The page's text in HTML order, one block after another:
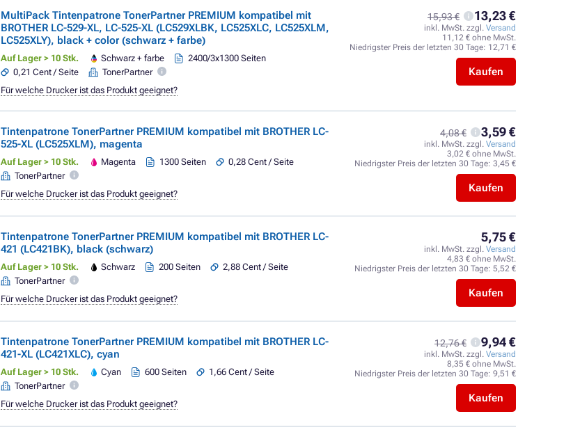
MultiPack Tintenpatrone TonerPartner PREMIUM kompatibel mit
BROTHER LC-529-XL, LC-525-XL (LC529XLBK, LC525XLC, LC525XLM,
LC525XLY), black + color (schwarz + farbe)
Auf Lager > 10 Stk. Schwarz + farbe
2400/3x1300 Seiten
0,21 Cent / Seite
TonerPartner
15,93 € 13,23 €
inkl. MwSt. zzgl. Versand
11,12 € ohne MwSt.
Niedrigster Preis der letzten 30 Tage: 12,71 €
Kaufen
Für welche Drucker ist das Produkt geeignet?
Tintenpatrone TonerPartner PREMIUM kompatibel mit BROTHER LC-
525-XL (LC525XLM), magenta
Auf Lager > 10 Stk. Magenta 1300 Seiten
0,28 Cent / Seite
TonerPartner
4,08 € 3,59 €
inkl. MwSt. zzgl. Versand
3,02 € ohne MwSt.
Niedrigster Preis der letzten 30 Tage: 3,45 €
Kaufen
Für welche Drucker ist das Produkt geeignet?
Tintenpatrone TonerPartner PREMIUM kompatibel mit BROTHER LC-
421 (LC421BK), black (schwarz)
Auf Lager > 10 Stk. Schwarz 200 Seiten
2,88 Cent / Seite
TonerPartner
5,75 €
inkl. MwSt. zzgl. Versand
4,83 € ohne MwSt.
Niedrigster Preis der letzten 30 Tage: 5,52 €
Kaufen
Für welche Drucker ist das Produkt geeignet?
Tintenpatrone TonerPartner PREMIUM kompatibel mit BROTHER LC-
421-XL (LC421XLC), cyan
Auf Lager > 10 Stk. Cyan 600 Seiten
1,66 Cent / Seite
TonerPartner
12,76 € 9,94 €
inkl. MwSt. zzgl. Versand
8,35 € ohne MwSt.
Niedrigster Preis der letzten 30 Tage: 9,51 €
Kaufen
Für welche Drucker ist das Produkt geeignet?